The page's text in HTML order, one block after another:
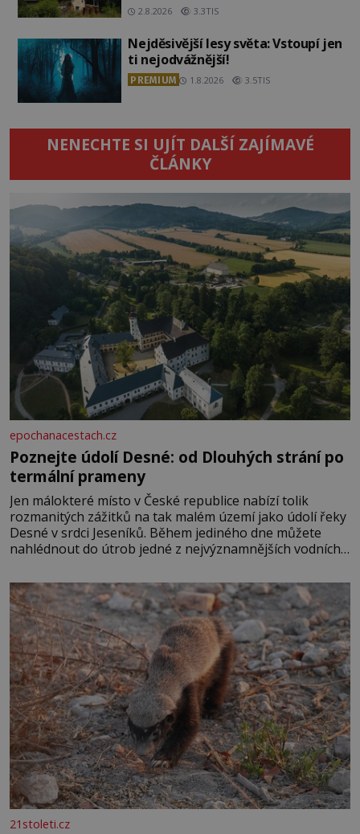
2.8.2026 3.3TIS
Nejděsivější lesy světa: Vstoupí jen
ti nejodvážnější!
PREMIUM 1.8.2026 3.5TIS
NENECHTE SI UJÍT DALŠÍ ZAJÍMAVÉ
ČLÁNKY
epochanacestach.cz
Poznejte údolí Desné: od Dlouhých strání po
termální prameny
Jen málokteré místo v České republice nabízí tolik
rozmanitých zážitků na tak malém území jako údolí řeky
Desné v srdci Jeseníků. Během jediného dne můžete
nahlédnout do útrob jedné z nejvýznamnějších vodních
se na koloběžce a den zakončit poznáváním památek ve
Velkých Losinách nebo v termálním
21stoleti.cz